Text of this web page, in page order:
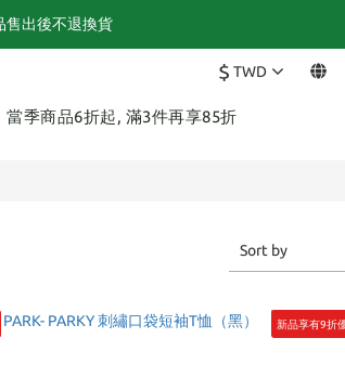
售出後不退換貨
售出後不退換貨
on 31st JULY
$ TWD
當季商品6折起, 滿3件再享85折
Sort by
新品享有9折